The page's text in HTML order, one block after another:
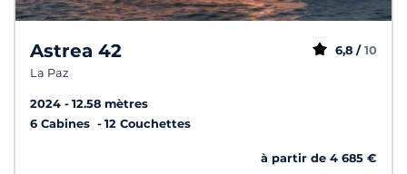
Astrea 42
La Paz
6,8 / 10
2024
12.58 mètres
6 Cabines
12 Couchettes
à partir de 4 685 €